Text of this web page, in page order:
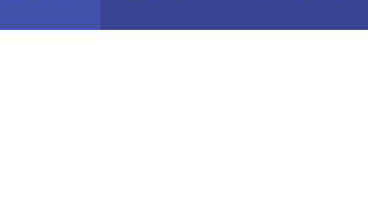
以及网上购物等安全的网上电子交易活动等